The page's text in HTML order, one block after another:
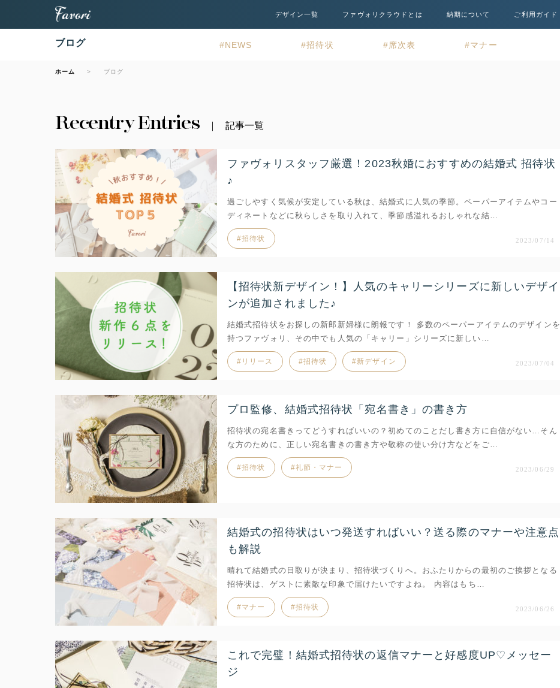
デザイン一覧 ファヴォリクラウドとは 納期について ご利用ガイド
ブログ NEWS 招待状 席次表 マナー
ホーム ブログ
Recentry Entries 記事一覧
ファヴォリスタッフ厳選！2023秋婚におすすめの結婚式 招待状
♪
過ごしやすく気候が安定している秋は、結婚式に人気の季節。ペーパーアイテムやコー
ディネートなどに秋らしさを取り入れて、季節感溢れるおしゃれな結…
招待状 2023/07/14
【招待状新デザイン！】人気のキャリーシリーズに新しいデザイ
ンが追加されました♪
結婚式招待状をお探しの新郎新婦様に朗報です！ 多数のペーパーアイテムのデザインを
持つファヴォリ、その中でも人気の「キャリー」シリーズに新しい…
リリース 招待状 新デザイン 2023/07/04
プロ監修、結婚式招待状「宛名書き」の書き方
招待状の宛名書きってどうすればいいの？初めてのことだし書き方に自信がない…そん
な方のために、正しい宛名書きの書き方や敬称の使い分け方などをご…
招待状 礼節・マナー 2023/06/29
結婚式の招待状はいつ発送すればいい？送る際のマナーや注意点
も解説
晴れて結婚式の日取りが決まり、招待状づくりへ。おふたりからの最初のご挨拶となる
招待状は、ゲストに素敵な印象で届けたいですよね。 内容はもち…
マナー 招待状 2023/06/26
これで完璧！結婚式招待状の返信マナーと好感度UP♡メッセー
ジ